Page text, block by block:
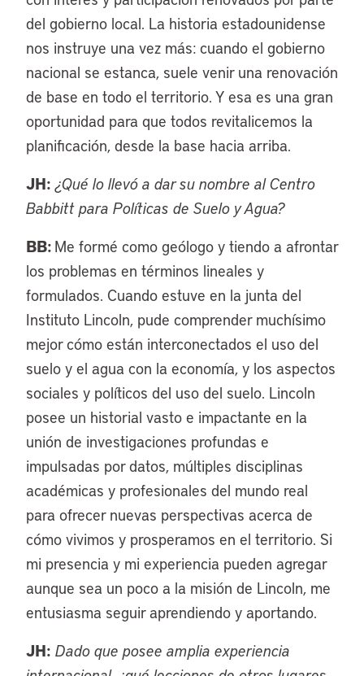
del gobierno local. La historia estadounidense
nos instruye una vez más: cuando el gobierno
nacional se estanca, suele venir una renovación
de base en todo el territorio. Y esa es una gran
oportunidad para que todos revitalicemos la
planificación, desde la base hacia arriba.
JH: ¿Qué lo llevó a dar su nombre al Centro
Babbitt para Políticas de Suelo y Agua?
BB: Me formé como geólogo y tiendo a afrontar
los problemas en términos lineales y
formulados. Cuando estuve en la junta del
Instituto Lincoln, pude comprender muchísimo
mejor cómo están interconectados el uso del
suelo y el agua con la economía, y los aspectos
sociales y políticos del uso del suelo. Lincoln
posee un historial vasto e impactante en la
unión de investigaciones profundas e
impulsadas por datos, múltiples disciplinas
académicas y profesionales del mundo real
para ofrecer nuevas perspectivas acerca de
cómo vivimos y prosperamos en el territorio. Si
mi presencia y mi experiencia pueden agregar
aunque sea un poco a la misión de Lincoln, me
entusiasma seguir aprendiendo y aportando.
JH: Dado que posee amplia experiencia